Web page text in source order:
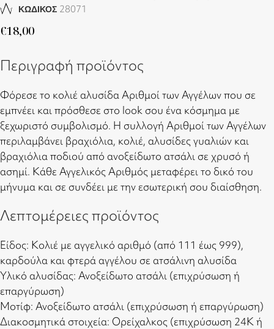
ΚΩΔΙΚΟΣ 28071
€18,00
Περιγραφή προϊόντος
Φόρεσε το κολιέ αλυσίδα Αριθμοί των Αγγέλων που σε
εμπνέει και πρόσθεσε στο look σου ένα κόσμημα με
ξεχωριστό συμβολισμό. Η συλλογή Αριθμοί των Αγγέλων
περιλαμβάνει βραχιόλια, κολιέ, αλυσίδες γυαλιών και
βραχιόλια ποδιού από ανοξείδωτο ατσάλι σε χρυσό ή
ασημί. Κάθε Αγγελικός Αριθμός μεταφέρει το δικό του
μήνυμα και σε συνδέει με την εσωτερική σου διαίσθηση.
Λεπτομέρειες προϊόντος
Είδος: Κολιέ με αγγελικό αριθμό (από 111 έως 999),
καρδούλα και φτερά αγγέλου σε ατσάλινη αλυσίδα
Υλικό αλυσίδας: Ανοξείδωτο ατσάλι (επιχρύσωση ή
επαργύρωση)
Μοτίφ: Ανοξείδωτο ατσάλι (επιχρύσωση ή επαργύρωση)
Διακοσμητικά στοιχεία: Ορείχαλκος (επιχρύσωση 24Κ ή